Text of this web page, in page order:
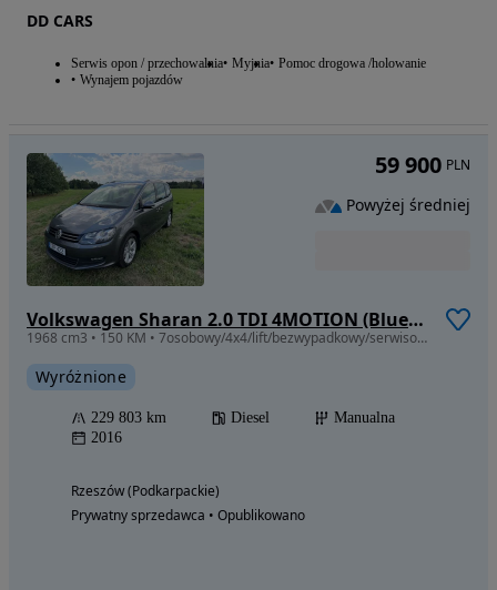
DD CARS
Serwis opon / przechowalnia Myjnia Pomoc drogowa /holowanie
Wynajem pojazdów
Volkswagen Sharan 2.0 TDI 4MOTION (BlueMotion Technology) Highline
1968 cm3 • 150 KM • 7osobowy/4x4/lift/bezwypadkowy/serwisowany
Wyróżnione
229 803 km Diesel
Manualna
2016
Rzeszów (Podkarpackie)
Prywatny sprzedawca • Opublikowano
59 900 PLN
Powyżej średniej